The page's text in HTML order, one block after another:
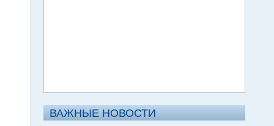
ВАЖНЫЕ НОВОСТИ